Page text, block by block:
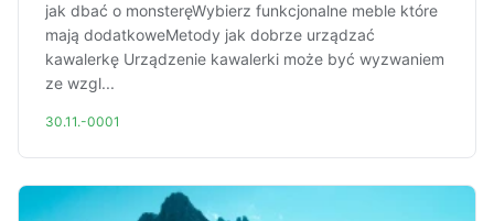
jak dbać o monsteręWybierz funkcjonalne meble które
mają dodatkoweMetody jak dobrze urządzać
kawalerkę Urządzenie kawalerki może być wyzwaniem
ze wzgl...
30.11.-0001